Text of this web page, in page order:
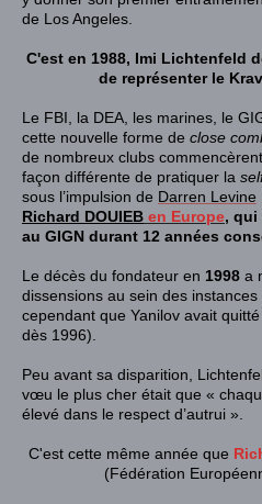
de Los Angeles.
C'est en 1988, Imi Lichtenfeld
de représenter le
Le FBI , la DEA , les marines , le
cette nouvelle forme de close
de nombreux clubs
façon différente de pratiquer la
sous l’impulsion de Darren Levine
Richard DOUIEB en Europe, qui
au GIGN durant 12 années
Le décès du fondateur en 1998 a
dissensions au sein des
cependant que Yanilov avait
dès 1996).
Peu avant sa disparition,
vœu le plus cher était que «
élevé dans le respect d’autrui »
C'est cette même année que
(Fédération